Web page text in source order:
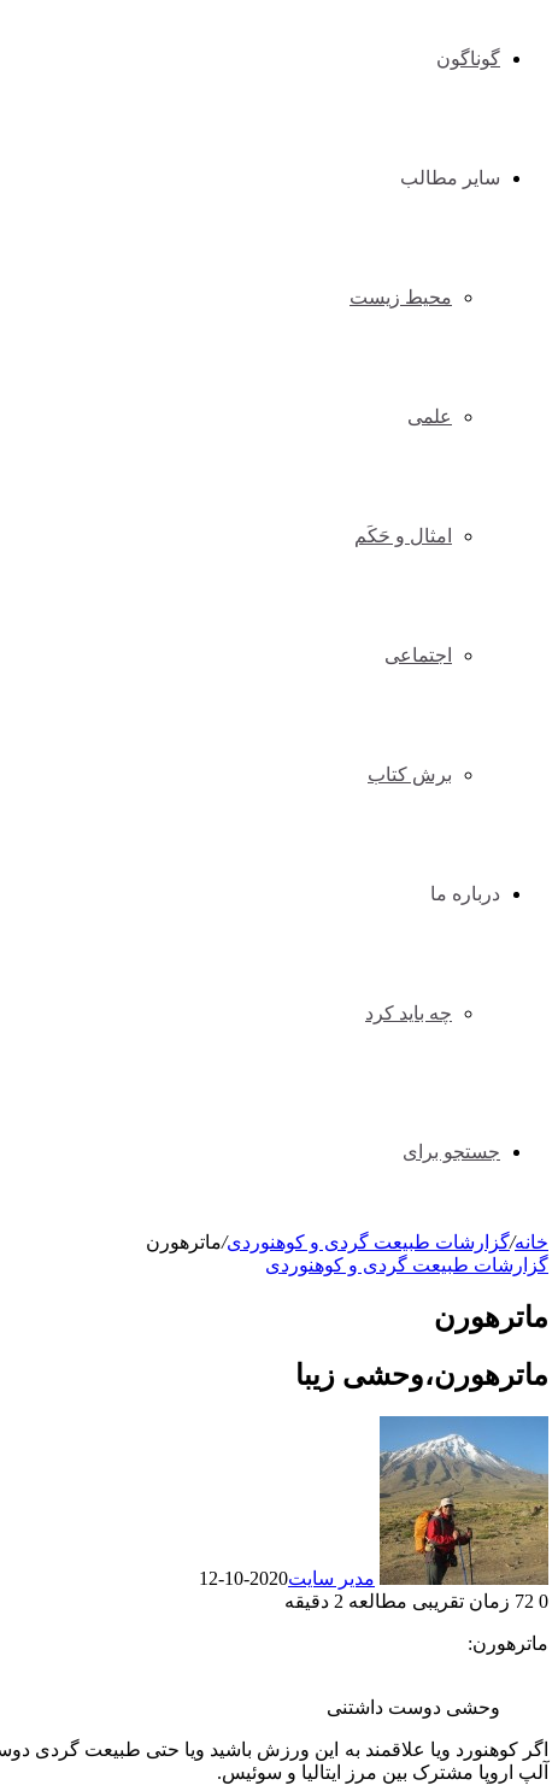
گوناگون
سایر مطالب
محیط زیست
علمی
امثال و حَکَم
اجتماعی
برش کتاب
درباره ما
چه باید کرد
جستجو برای
خانه/گزارشات طبیعت گردی و کوهنوردی/ماترهورن
گزارشات طبیعت گردی و کوهنوردی
ماترهورن
ماترهورن،وحشی زیبا
مدیر سایت2020-10-12
0
زمان تقریبی مطالعه 2 دقیقه
ماترهورن:
وحشی دوست داشتنی
آلپ اروپا مشترک بین مرز ایتالیا و سوئیس.